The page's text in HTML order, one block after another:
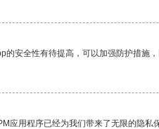
的安全性有待提高，可以加强防护措施，
应用程序已经为我们带来了无限的隐私